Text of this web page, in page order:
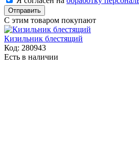
Отправить
С этим товаром покупают
Кизильник блестящий
Код: 280943
Есть в наличии